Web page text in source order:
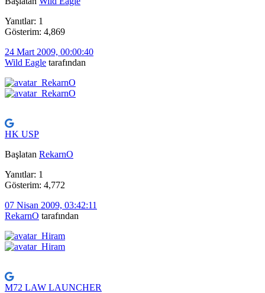
Yanıtlar: 1
Gösterim: 4,869
24 Mart 2009, 00:00:40
Wild Eagle tarafından
HK USP
Başlatan RekarnO
Yanıtlar: 1
Gösterim: 4,772
07 Nisan 2009, 03:42:11
RekarnO tarafından
M72 LAW LAUNCHER